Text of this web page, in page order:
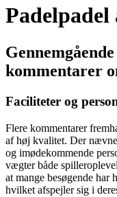
Padelpadel
kommentarer
Faciliteter og
Flere kommentarer
af høj kvalitet. Der
og imødekommende
vægter både
at mange besøgende har
hvilket afspejler sig i